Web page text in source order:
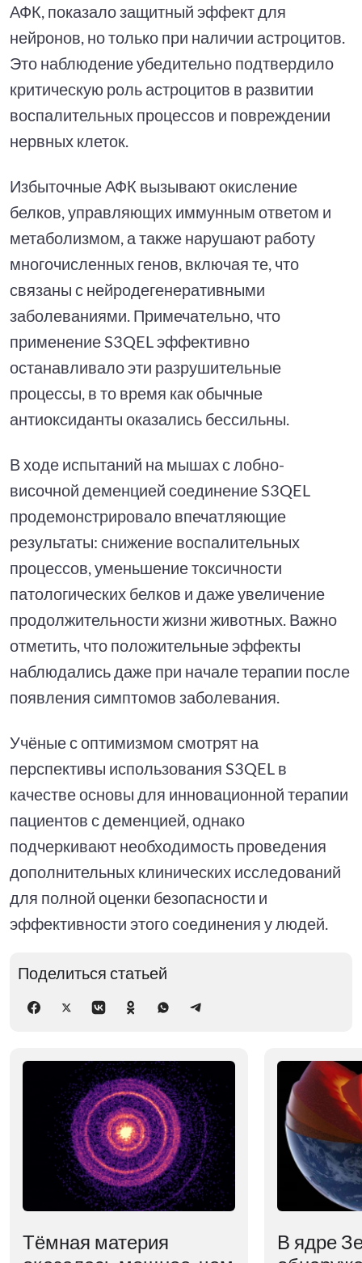
АФК, показало защитный эффект для
нейронов, но только при наличии астроцитов.
Это наблюдение убедительно подтвердило
критическую роль астроцитов в развитии
воспалительных процессов и повреждении
нервных клеток.
Избыточные АФК вызывают окисление
белков, управляющих иммунным ответом и
метаболизмом, а также нарушают работу
многочисленных генов, включая те, что
связаны с нейродегенеративными
заболеваниями. Примечательно, что
применение S3QEL эффективно
останавливало эти разрушительные
процессы, в то время как обычные
антиоксиданты оказались бессильны.
В ходе испытаний на мышах с лобно-
височной деменцией соединение S3QEL
продемонстрировало впечатляющие
результаты: снижение воспалительных
процессов, уменьшение токсичности
патологических белков и даже увеличение
продолжительности жизни животных. Важно
отметить, что положительные эффекты
наблюдались даже при начале терапии после
появления симптомов заболевания.
Учёные с оптимизмом смотрят на
перспективы использования S3QEL в
качестве основы для инновационной терапии
пациентов с деменцией, однако
подчеркивают необходимость проведения
дополнительных клинических исследований
для полной оценки безопасности и
эффективности этого соединения у людей.
Поделиться статьей
Тёмная материя
В ядре